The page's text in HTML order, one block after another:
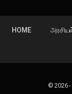
HOME
© 2026 -